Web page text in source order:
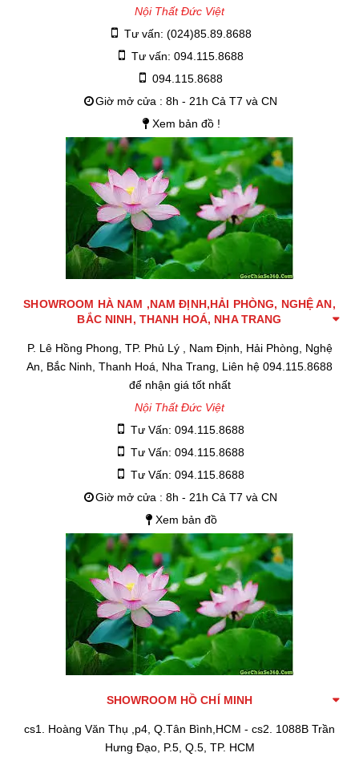
Nội Thất Đức Việt
Tư vấn: (024)85.89.8688
Tư vấn: 094.115.8688
094.115.8688
Giờ mở cửa : 8h - 21h Cả T7 và CN
Xem bản đồ !
SHOWROOM HÀ NAM ,NAM ĐỊNH,HẢI PHÒNG, NGHỆ AN,
BẮC NINH, THANH HOÁ, NHA TRANG
P. Lê Hồng Phong, TP. Phủ Lý , Nam Định, Hải Phòng, Nghệ
An, Bắc Ninh, Thanh Hoá, Nha Trang, Liên hệ 094.115.8688
để nhận giá tốt nhất
Nội Thất Đức Việt
Tư Vấn: 094.115.8688
Tư Vấn: 094.115.8688
Tư Vấn: 094.115.8688
Giờ mở cửa : 8h - 21h Cả T7 và CN
Xem bản đồ
SHOWROOM HỒ CHÍ MINH
cs1. Hoàng Văn Thụ ,p4, Q.Tân Bình,HCM - cs2. 1088B Trần
Hưng Đạo, P.5, Q.5, TP. HCM